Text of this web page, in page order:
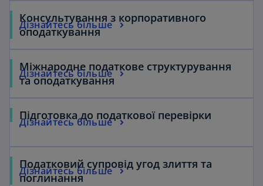
Консультування з корпоративного
оподаткування
Дізнайтесь більше
Міжнародне податкове структурування
та оподаткування
Дізнайтесь більше
Підготовка до податкової перевірки
Дізнайтесь більше
Податковий супровід угод злиття та
поглинання
Дізнайтесь більше